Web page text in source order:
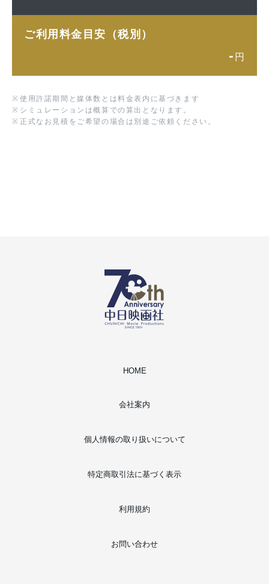
ご利用料金目安（税別）
- 円
※ 使用許諾期間と媒体数とは料金表内に基づきます
※ シミュレーションは概算での算出となります。
※ 正式なお見積をご希望の場合は別途ご依頼ください。
HOME
会社案内
個人情報の取り扱いについて
特定商取引法に基づく表示
利用規約
お問い合わせ